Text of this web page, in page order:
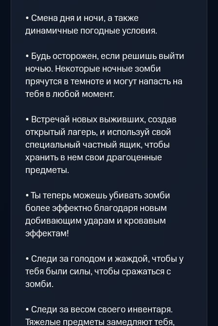
• Смена дня и ночи, а также
динамичные погодные условия.
• Будь осторожен, если решишь выйти
ночью. Некоторые ночные зомби
прячутся в темноте и могут напасть на
тебя в любой момент.
• Встречай новых выживших, создав
открытый лагерь, и используй свой
специальный частный ящик, чтобы
хранить в нем свои драгоценные
предметы.
• Ты теперь можешь убивать зомби
более эффектно благодаря новым
добивающим ударам и кровавым
эффектам!
• Следи за голодом и жаждой, чтобы у
тебя были силы, чтобы сражаться с
зомби.
• Следи за весом своего инвентаря.
Тяжелые предметы замедляют тебя,